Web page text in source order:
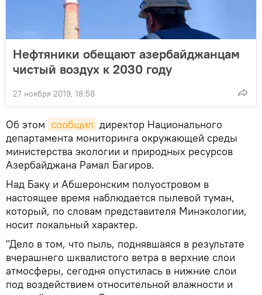
Нефтяники обещают азербайджанцам
чистый воздух к 2030 году
27 ноября 2019, 18:58
Об этом сообщил директор Национального
департамента мониторинга окружающей среды
министерства экологии и природных ресурсов
Азербайджана Рамал Багиров.
Над Баку и Абшеронским полуостровом в
настоящее время наблюдается пылевой туман,
который, по словам представителя Минэкологии,
носит локальный характер.
"Дело в том, что пыль, поднявшаяся в результате
вчерашнего шквалистого ветра в верхние слои
атмосферы, сегодня опустилась в нижние слои
под воздействием относительной влажности и